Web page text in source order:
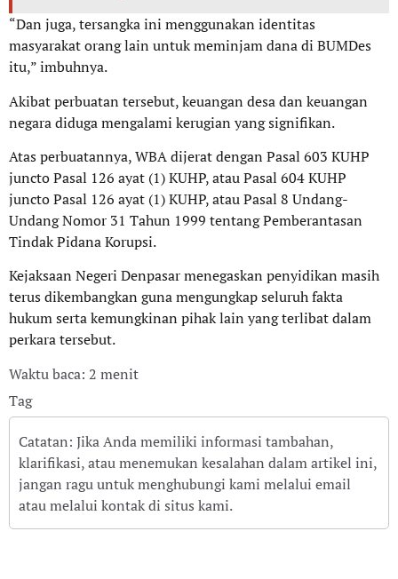
“Dan juga, tersangka ini menggunakan identitas
masyarakat orang lain untuk meminjam dana di BUMDes
itu,” imbuhnya.
Akibat perbuatan tersebut, keuangan desa dan keuangan
negara diduga mengalami kerugian yang signifikan.
Atas perbuatannya, WBA dijerat dengan Pasal 603 KUHP
juncto Pasal 126 ayat (1) KUHP, atau Pasal 604 KUHP
juncto Pasal 126 ayat (1) KUHP, atau Pasal 8 Undang-
Undang Nomor 31 Tahun 1999 tentang Pemberantasan
Tindak Pidana Korupsi.
Kejaksaan Negeri Denpasar menegaskan penyidikan masih
terus dikembangkan guna mengungkap seluruh fakta
hukum serta kemungkinan pihak lain yang terlibat dalam
perkara tersebut.
Waktu baca: 2 menit
Tag
Catatan: Jika Anda memiliki informasi tambahan,
klarifikasi, atau menemukan kesalahan dalam artikel ini,
jangan ragu untuk menghubungi kami melalui email
atau melalui kontak di situs kami.